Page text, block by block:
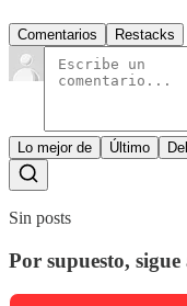
Comentarios Restacks
Lo mejor de Último
Sin posts
Por supuesto, sigue